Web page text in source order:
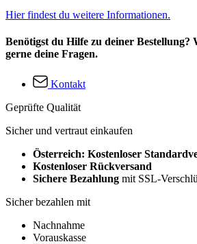
Hier findest du weitere Informationen.
Benötigst du Hilfe zu deiner Bestellung?
gerne deine Fragen.
Kontakt
Geprüfte Qualität
Sicher und vertraut einkaufen
Österreich: Kostenloser
Kostenloser Rückversand
Sichere Bezahlung mit SSL-
Sicher bezahlen mit
Nachnahme
Vorauskasse